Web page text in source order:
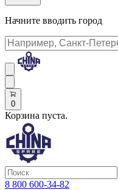
Начните вводить город
0
Корзина пуста.
8 800 600-34-82